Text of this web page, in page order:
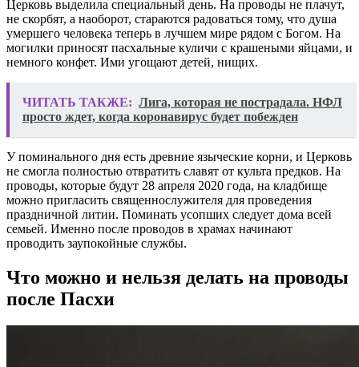
Церковь выделила специальный день. На проводы не плачут,
не скорбят, а наоборот, стараются радоваться тому, что душа
умершего человека теперь в лучшем мире рядом с Богом. На
могилки приносят пасхальные куличи с крашеными яйцами, и
немного конфет. Ими угощают детей, нищих.
ЧИТАТЬ ТАКЖЕ: Лига, которая не пострадала. НФЛ
просто ждет, когда коронавирус будет побежден
У поминального дня есть древние языческие корни, и Церковь
не смогла полностью отвратить славят от культа предков. На
проводы, которые будут 28 апреля 2020 года, на кладбище
можно пригласить священнослужителя для проведения
праздничной литии. Поминать усопших следует дома всей
семьей. Именно после проводов в храмах начинают
проводить заупокойные службы.
Что можно и нельзя делать на проводы
после Пасхи